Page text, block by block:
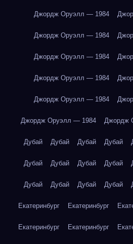
Джордж Оруэлл — 1984
Джордж Оруэлл — 1984
Джордж Оруэлл — 1984
Джордж Оруэлл — 1984
Джордж Оруэлл — 1984
Джордж Оруэлл — 1984 Джордж
Дубай Дубай Дубай Дубай
Дубай Дубай Дубай Дубай
Дубай Дубай Дубай Дубай
Екатеринбург Екатеринбург
Екатеринбург Екатеринбург